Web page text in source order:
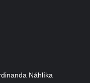
Náhlíka